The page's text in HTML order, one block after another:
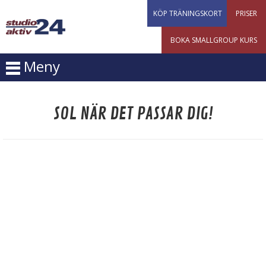
KÖP TRÄNINGSKORT PRISER
BOKA SMALLGROUP KURS
Meny
SOL NÄR DET PASSAR DIG!